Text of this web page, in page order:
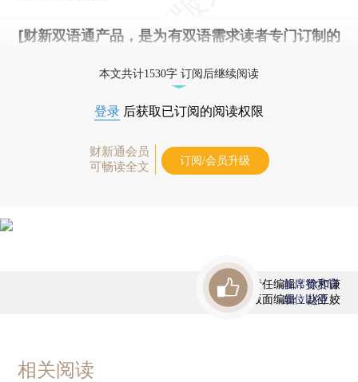
[财新双语通产品，是为有双语需求读者专门订制的
本文共计1530字 订阅后继续阅读
登录 后获取已订阅的阅读权限
财新通会员
可畅读全文
订阅/会员升级
责任编辑：徐和谦
版面编辑：赵亚姣
首席赞赏官
虚位以待
相关阅读